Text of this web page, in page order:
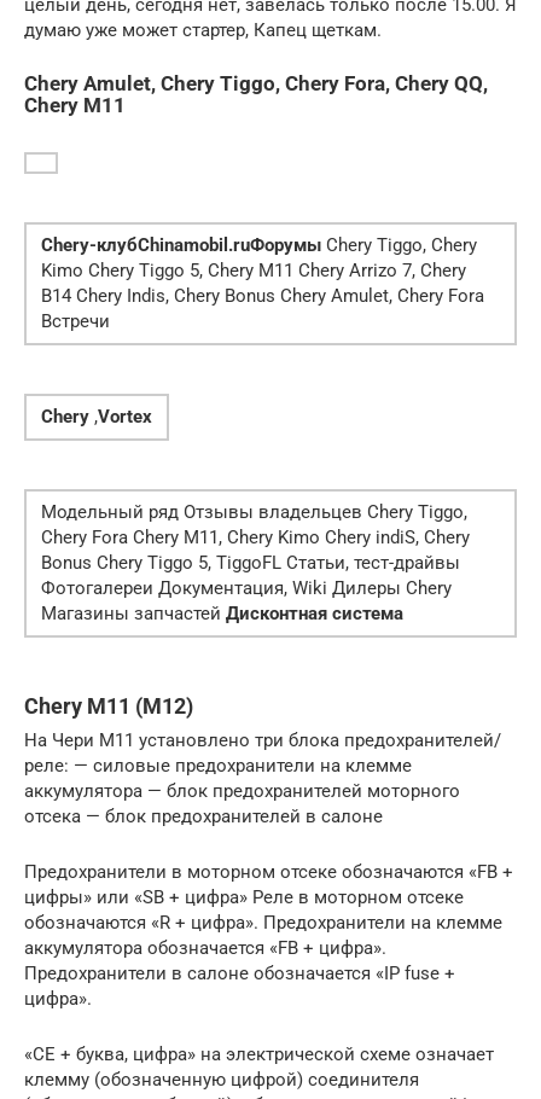
целый день, сегодня нет, завелась только после 15.00. Я
думаю уже может стартер, Капец щеткам.
Chery Amulet, Chery Tiggo, Chery Fora, Chery QQ,
Chery M11
Chery-клубChinamobil.ruФорумы Chery Tiggo, Chery
Kimo Chery Tiggo 5, Chery M11 Chery Arrizo 7, Chery
B14 Chery Indis, Chery Bonus Chery Amulet, Chery Fora
Встречи
Chery ,Vortex
Модельный ряд Отзывы владельцев Chery Tiggo,
Chery Fora Chery M11, Chery Kimo Chery indiS, Chery
Bonus Chery Tiggo 5, TiggoFL Статьи, тест-драйвы
Фотогалереи Документация, Wiki Дилеры Chery
Магазины запчастей Дисконтная система
Chery M11 (M12)
На Чери М11 установлено три блока предохранителей/
реле: — силовые предохранители на клемме
аккумулятора — блок предохранителей моторного
отсека — блок предохранителей в салоне
Предохранители в моторном отсеке обозначаются «FB +
цифры» или «SB + цифра» Реле в моторном отсеке
обозначаются «R + цифра». Предохранители на клемме
аккумулятора обозначается «FB + цифра».
Предохранители в салоне обозначается «IP fuse +
цифра».
«CE + буква, цифра» на электрической схеме означает
клемму (обозначенную цифрой) соединителя